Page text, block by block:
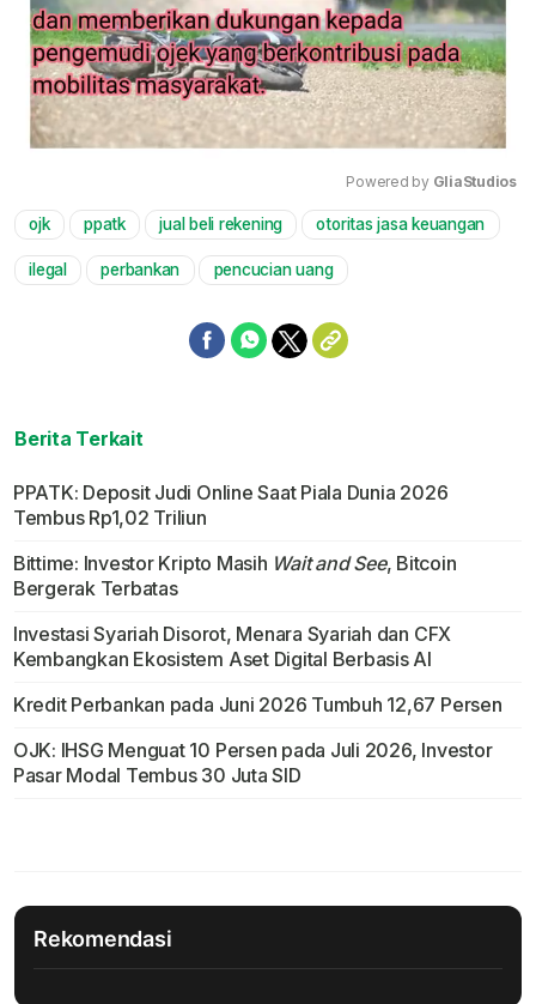
Mute
Powered by GliaStudios
ojk ppatk jual beli rekening otoritas jasa keuangan
ilegal perbankan pencucian uang
Berita Terkait
PPATK: Deposit Judi Online Saat Piala Dunia 2026
Tembus Rp1,02 Triliun
Bittime: Investor Kripto Masih Wait and See, Bitcoin
Bergerak Terbatas
Investasi Syariah Disorot, Menara Syariah dan CFX
Kembangkan Ekosistem Aset Digital Berbasis AI
Kredit Perbankan pada Juni 2026 Tumbuh 12,67 Persen
OJK: IHSG Menguat 10 Persen pada Juli 2026, Investor
Pasar Modal Tembus 30 Juta SID
Rekomendasi